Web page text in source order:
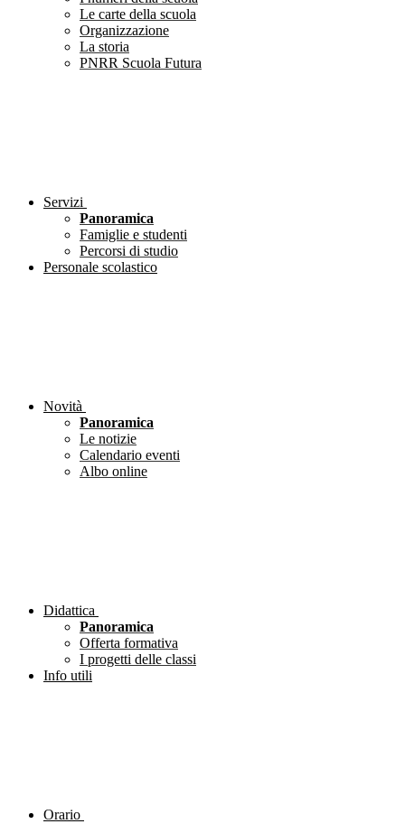
Le carte della scuola
Organizzazione
La storia
PNRR Scuola Futura
Servizi
Panoramica
Famiglie e studenti
Percorsi di studio
Personale scolastico
Novità
Panoramica
Le notizie
Calendario eventi
Albo online
Didattica
Panoramica
Offerta formativa
I progetti delle classi
Info utili
Orario